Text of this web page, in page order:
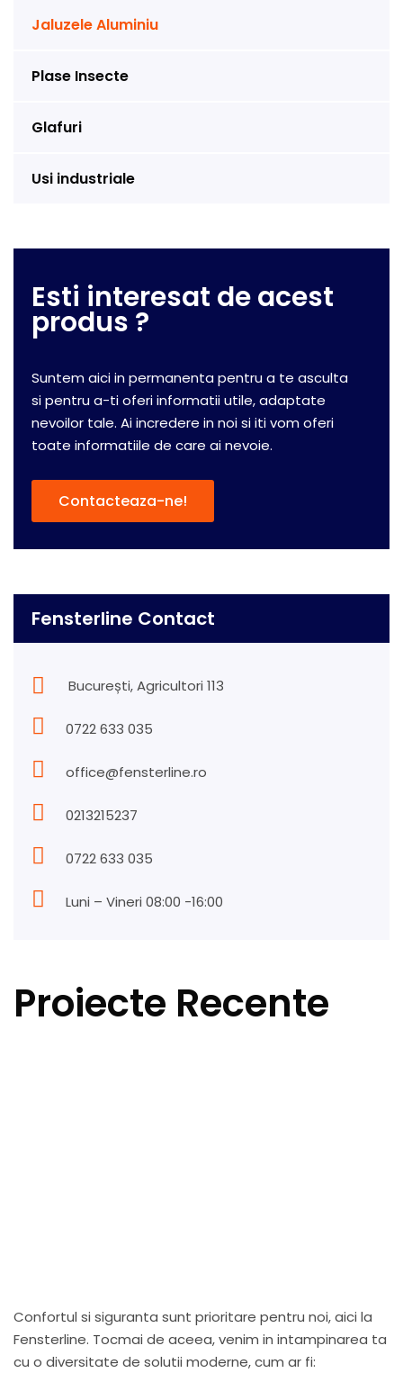
Jaluzele Aluminiu
Plase Insecte
Glafuri
Usi industriale
Esti interesat de acest
produs ?
Suntem aici in permanenta pentru a te asculta
si pentru a-ti oferi informatii utile, adaptate
nevoilor tale. Ai incredere in noi si iti vom oferi
toate informatiile de care ai nevoie.
Contacteaza-ne!
Fensterline Contact
București, Agricultori 113
0722 633 035
office@fensterline.ro
0213215237
0722 633 035
Luni – Vineri 08:00 -16:00
Proiecte Recente
Confortul si siguranta sunt prioritare pentru noi, aici la
Fensterline. Tocmai de aceea, venim in intampinarea ta
cu o diversitate de solutii moderne, cum ar fi: